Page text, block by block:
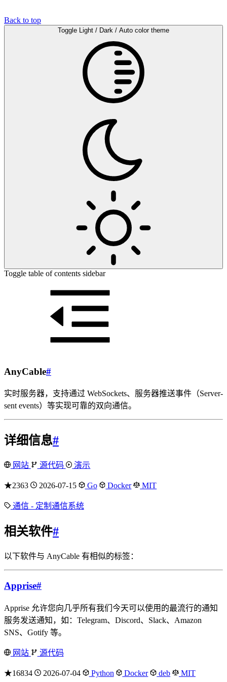
Back to top
Toggle Light / Dark / Auto color theme
Toggle table of contents sidebar
AnyCable#
实时服务器，支持通过 WebSockets、服务器推送事件（Server-
sent events）等实现可靠的双向通信。
详细信息#
网站 源代码 演示
★2363 2026-07-15 Go Docker MIT
通信 - 定制通信系统
相关软件#
以下软件与 AnyCable 有相似的标签：
Apprise#
Apprise 允许您向几乎所有我们今天可以使用的最流行的通知
服务发送通知，如：Telegram、Discord、Slack、Amazon
SNS、Gotify 等。
网站 源代码
★16834 2026-07-04 Python Docker deb MIT